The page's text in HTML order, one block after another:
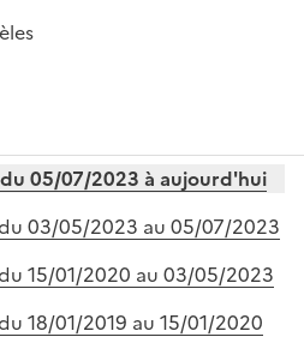
05/07/2023 à aujourd'hui
03/05/2023 au 05/07/2023
15/01/2020 au 03/05/2023
18/01/2019 au 15/01/2020